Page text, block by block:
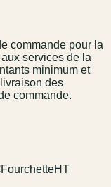
commande pour la
services de la
minimum et
des
commande.
FourchetteHT